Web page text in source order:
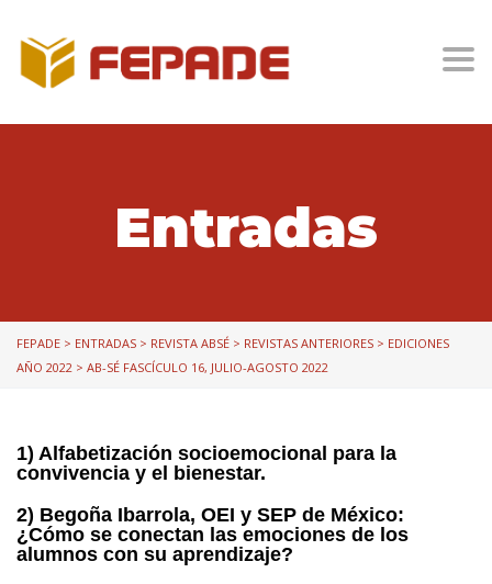
Entradas
FEPADE > ENTRADAS > REVISTA ABSÉ > REVISTAS ANTERIORES > EDICIONES
AÑO 2022 > AB-SÉ FASCÍCULO 16, JULIO-AGOSTO 2022
1) Alfabetización socioemocional para la
convivencia y el bienestar.
2) Begoña Ibarrola, OEI y SEP de México:
¿Cómo se conectan las emociones de los
alumnos con su aprendizaje?